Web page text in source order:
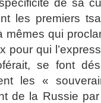
spécificité de sa
les premiers
mêmes qui
pour qui
se font
les «
de la Russie